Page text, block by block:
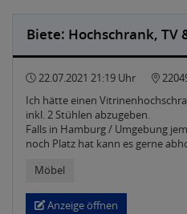
Biete: Hochschrank, TV
22.07.2021 21:19 Uhr
Ich hätte einen
inkl. 2 Stühlen abzugeben.
Falls in Hamburg / Umgebung
noch Platz hat kann es gerne
Möbel
Anzeige öffnen